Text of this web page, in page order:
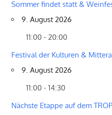
Sommer findet statt &
9. August 2026
11:00 - 20:00
Festival der Kulturen &
9. August 2026
11:00 - 14:30
Nächste Etappe auf dem